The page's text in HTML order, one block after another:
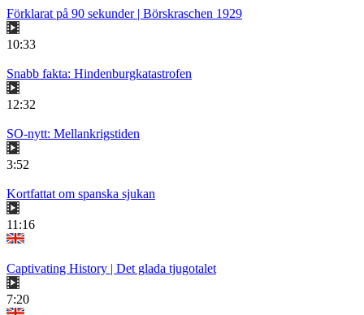
Förklarat på 90 sekunder | Börskraschen 1929
10:33
Snabb fakta: Hindenburgkatastrofen
12:32
SO-nytt: Mellankrigstiden
3:52
Kortfattat om spanska sjukan
11:16
Captivating History | Det glada tjugotalet
7:20